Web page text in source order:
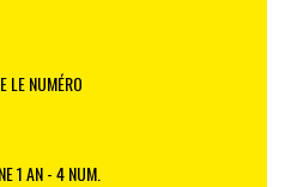
LE NUMÉRO
1 AN - 4 NUM.